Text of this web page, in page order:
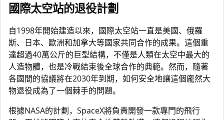
國際太空站的退役計劃
自1998年開始建造以來，國際太空站一直是美國、俄羅
斯、日本、歐洲和加拿大等國家共同合作的成果。這個重
達超過40萬公斤的巨型結構，不僅是人類在太空中最大的
人造物體，也是冷戰結束後全球合作的典範。然而，隨著
各國間的協議將在2030年到期，如何安全地讓這個龐然大
物退役成為了一個棘手的問題。
根據NASA的計劃，SpaceX將負責開發一款專門的飛行